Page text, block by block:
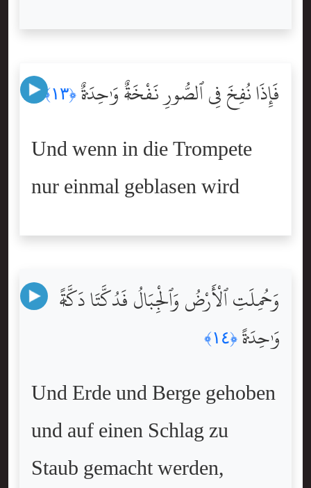
فَإِذَا نُفِخَ فِى ٱلصُّورِ نَفْخَةٌۭ وَٰحِدَةٌۭ ﴿١٣﴾
Und wenn in die Trompete
nur einmal geblasen wird
وَحُمِلَتِ ٱلْأَرْضُ وَٱلْجِبَالُ فَدُكَّتَا دَكَّةًۭ
وَٰحِدَةًۭ ﴿١٤﴾
Und Erde und Berge gehoben
und auf einen Schlag zu
Staub gemacht werden,